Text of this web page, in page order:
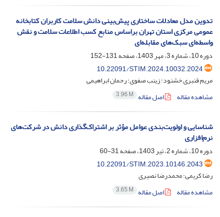
تدوین مدل معادلات ساختاری پیش‌‌بینی دانش سلامت کاربران کتابخانه
عمومی مرکزی استان تهران براساس منابع کسب اطلاعات سلامت و نقش
واسطه‌‌ای سبک‌‌های مقابله‌‌ای
دوره 10، شماره 3، مهر 1403، صفحه
131-152
10.22091/STIM.2024.10032.2024
مریم قنبری خشنود؛ زینب صفوی؛ رحمان ابراهیمی
مشاهده مقاله
اصل مقاله 3.96 M
شناسایی و اولویت‌بندی عوامل مؤثر بر اشتراک‌گذاری دانش در شرکت‌های
نرم‌افزاری
دوره 10، شماره 2، تیر 1403، صفحه
31-60
10.22091/STIM.2023.10146.2043
رضا کریمی؛ محمدرضا نصیری
مشاهده مقاله
اصل مقاله 3.65 M